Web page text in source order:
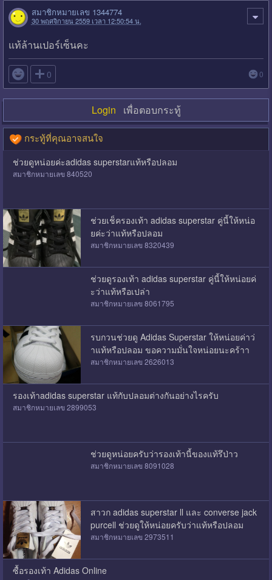
สมาชิกหมายเลข 1344774
30 พฤศจิกายน 2559 เวลา 12:50:54 น.
แท้ล้านเปอร์เซ็นคะ
 0 0
Login เพื่อตอบกระทู้
กระทู้ที่คุณอาจสนใจ
ช่วยดูหน่อยค่ะadidas superstarแท้หรือปลอม
สมาชิกหมายเลข 840520
ช่วยเช็ครองเท้า adidas superstar คู่นี้ให้หน่อ
ยค่ะว่าแท้หรือปลอม
สมาชิกหมายเลข 8320439
ช่วยดูรองเท้า adidas superstar คู่นี้ให้หน่อยค่
ะว่าแท้หรือเปล่า
สมาชิกหมายเลข 8061795
รบกวนช่วยดู Adidas Superstar ให้หน่อยค่าว่
าแท้หรือปลอม ขอความมั่นใจหน่อยนะคร้าา
สมาชิกหมายเลข 2626013
รองเท้าadidas superstar แท้กับปลอมต่างกันอย่างไรครับ
สมาชิกหมายเลข 2899053
ช่วยดูหน่อยครับว่ารองเท้านี้ของแท้รึป่าว
สมาชิกหมายเลข 8091028
สาวก adidas superstar ll และ converse jack
purcell ช่วยดูให้หน่อยครับว่าแท้หรือปลอม
สมาชิกหมายเลข 2973511
ซื้อรองเท้า Adidas Online